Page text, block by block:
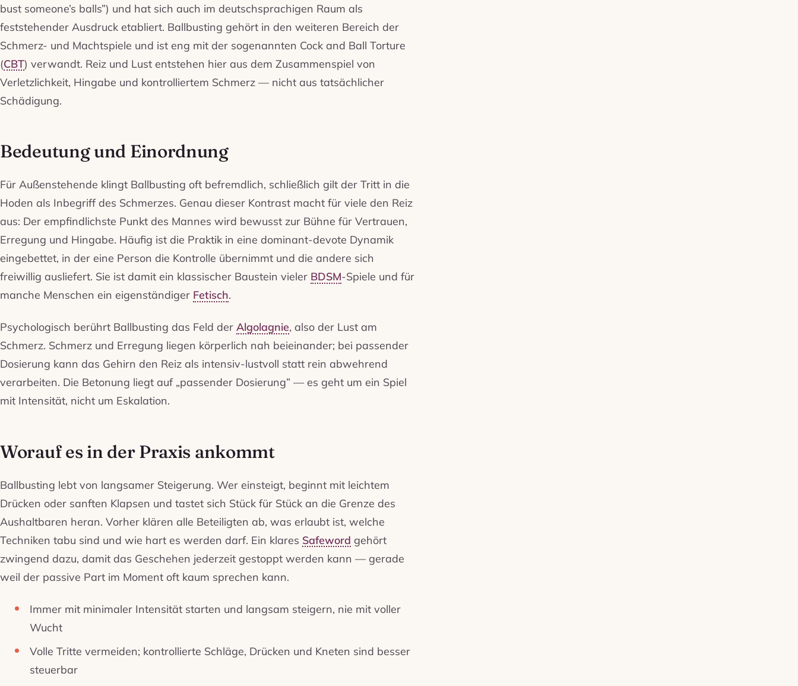
bust someone’s balls”) und hat sich auch im deutschsprachigen Raum als
feststehender Ausdruck etabliert. Ballbusting gehört in den weiteren Bereich der
Schmerz- und Machtspiele und ist eng mit der sogenannten Cock and Ball Torture
(CBT) verwandt. Reiz und Lust entstehen hier aus dem Zusammenspiel von
Verletzlichkeit, Hingabe und kontrolliertem Schmerz — nicht aus tatsächlicher
Schädigung.
Bedeutung und Einordnung
Für Außenstehende klingt Ballbusting oft befremdlich, schließlich gilt der Tritt in die
Hoden als Inbegriff des Schmerzes. Genau dieser Kontrast macht für viele den Reiz
aus: Der empfindlichste Punkt des Mannes wird bewusst zur Bühne für Vertrauen,
Erregung und Hingabe. Häufig ist die Praktik in eine dominant-devote Dynamik
eingebettet, in der eine Person die Kontrolle übernimmt und die andere sich
freiwillig ausliefert. Sie ist damit ein klassischer Baustein vieler BDSM-Spiele und für
manche Menschen ein eigenständiger Fetisch.
Psychologisch berührt Ballbusting das Feld der Algolagnie, also der Lust am
Schmerz. Schmerz und Erregung liegen körperlich nah beieinander; bei passender
Dosierung kann das Gehirn den Reiz als intensiv-lustvoll statt rein abwehrend
verarbeiten. Die Betonung liegt auf „passender Dosierung” — es geht um ein Spiel
mit Intensität, nicht um Eskalation.
Worauf es in der Praxis ankommt
Ballbusting lebt von langsamer Steigerung. Wer einsteigt, beginnt mit leichtem
Drücken oder sanften Klapsen und tastet sich Stück für Stück an die Grenze des
Aushaltbaren heran. Vorher klären alle Beteiligten ab, was erlaubt ist, welche
Techniken tabu sind und wie hart es werden darf. Ein klares Safeword gehört
zwingend dazu, damit das Geschehen jederzeit gestoppt werden kann — gerade
weil der passive Part im Moment oft kaum sprechen kann.
Immer mit minimaler Intensität starten und langsam steigern, nie mit voller
Wucht
Volle Tritte vermeiden; kontrollierte Schläge, Drücken und Kneten sind besser
steuerbar